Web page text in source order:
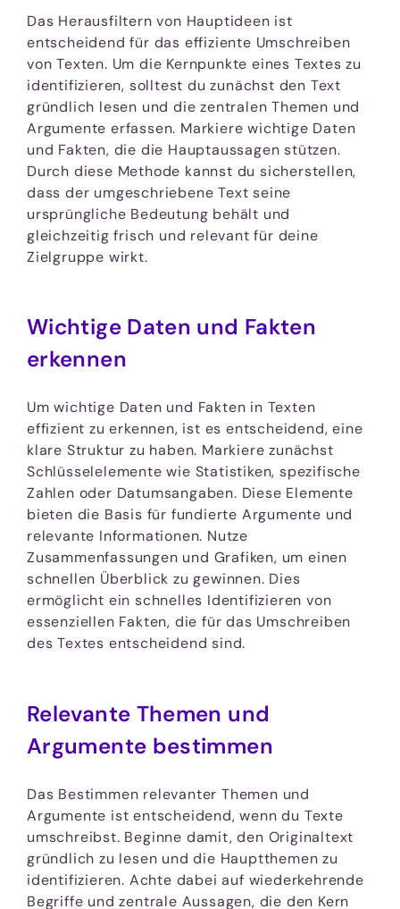
Das Herausfiltern von Hauptideen ist
entscheidend für das effiziente Umschreiben
von Texten. Um die Kernpunkte eines Textes zu
identifizieren, solltest du zunächst den Text
gründlich lesen und die zentralen Themen und
Argumente erfassen. Markiere wichtige Daten
und Fakten, die die Hauptaussagen stützen.
Durch diese Methode kannst du sicherstellen,
dass der umgeschriebene Text seine
ursprüngliche Bedeutung behält und
gleichzeitig frisch und relevant für deine
Zielgruppe wirkt.
Wichtige Daten und Fakten
erkennen
Um wichtige Daten und Fakten in Texten
effizient zu erkennen, ist es entscheidend, eine
klare Struktur zu haben. Markiere zunächst
Schlüsselelemente wie Statistiken, spezifische
Zahlen oder Datumsangaben. Diese Elemente
bieten die Basis für fundierte Argumente und
relevante Informationen. Nutze
Zusammenfassungen und Grafiken, um einen
schnellen Überblick zu gewinnen. Dies
ermöglicht ein schnelles Identifizieren von
essenziellen Fakten, die für das Umschreiben
des Textes entscheidend sind.
Relevante Themen und
Argumente bestimmen
Das Bestimmen relevanter Themen und
Argumente ist entscheidend, wenn du Texte
umschreibst. Beginne damit, den Originaltext
gründlich zu lesen und die Hauptthemen zu
identifizieren. Achte dabei auf wiederkehrende
Begriffe und zentrale Aussagen, die den Kern